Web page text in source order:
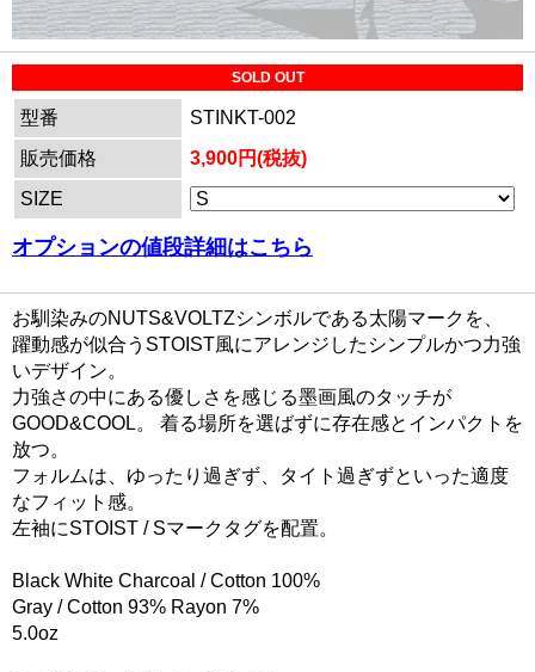
SOLD OUT
型番
STINKT-002
販売価格
3,900円(税抜)
SIZE
オプションの値段詳細はこちら
お馴染みのNUTS&VOLTZシンボルである太陽マークを、
躍動感が似合うSTOIST風にアレンジしたシンプルかつ力強
いデザイン。
力強さの中にある優しさを感じる墨画風のタッチが
GOOD&COOL。 着る場所を選ばずに存在感とインパクトを
放つ。
フォルムは、ゆったり過ぎず、タイト過ぎずといった適度
なフィット感。
左袖にSTOIST / Sマークタグを配置。
Black White Charcoal / Cotton 100%
Gray / Cotton 93% Rayon 7%
5.0oz